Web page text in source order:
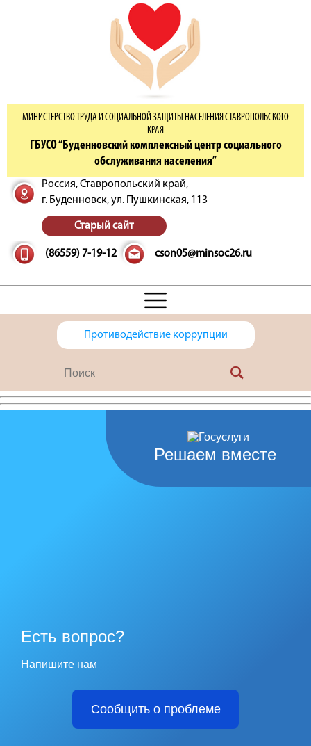
МИНИСТЕРСТВО ТРУДА И СОЦИАЛЬНОЙ ЗАЩИТЫ НАСЕЛЕНИЯ СТАВРОПОЛЬСКОГО
КРАЯ
ГБУСО “Буденновский комплексный центр социального
обслуживания населения”
Россия, Ставропольский край,
г. Буденновск,ул. Пушкинская, 113
Старый сайт
(86559) 7-19-12 cson05@minsoc26.ru
Противодействие коррупции
Решаем вместе
Есть вопрос?
Напишите нам
Сообщить о проблеме